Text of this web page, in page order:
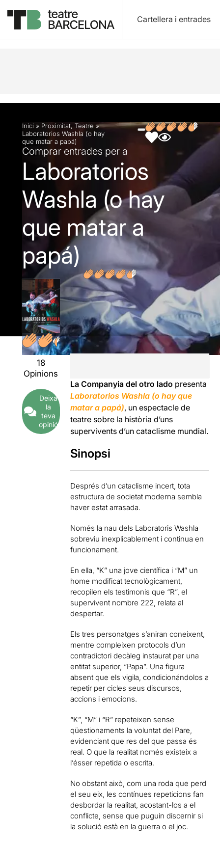
Cartellera i entrades
Descripció Fitxa artística Fotos i vídeos
Inici » Proximitat, Teatre »
Laboratorios Washla (o hay
que matar a papá)
Comprar entrades per a
Laboratorios
Washla (o hay
que matar a
papá)
18
Opinions
Deixa
la
teva
opinió
La Companyia del otro lado presenta
Laboratorios Washla (o hay que
matar a papá), un espectacle de
teatre sobre la història d’uns
supervivents d’un cataclisme mundial.
Sinopsi
Després d’un cataclisme incert, tota
estructura de societat moderna sembla
haver estat arrasada.
Només la nau dels Laboratoris Washla
sobreviu inexplicablement i continua en
funcionament.
En ella, “K” una jove científica i “M” un
home modificat tecnològicament,
recopilen els testimonis que “R”, el
supervivent nombre 222, relata al
despertar.
Els tres personatges s’aniran coneixent,
mentre compleixen protocols d’un
contradictori decàleg instaurat per una
entitat superior, “Papa”. Una figura
absent que els vigila, condicionándolos a
repetir per cicles seus discursos,
accions i emocions.
“K”, “M” i “R” repeteixen sense
qüestionaments la voluntat del Pare,
evidenciant que res del que passa és
real. O que la realitat només existeix a
l’ésser repetida o escrita.
No obstant això, com una roda que perd
el seu eix, les contínues repeticions fan
desbordar la realitat, acostant-los a el
conflicte, sense que puguin discernir si
la solució està en la guerra o el joc.